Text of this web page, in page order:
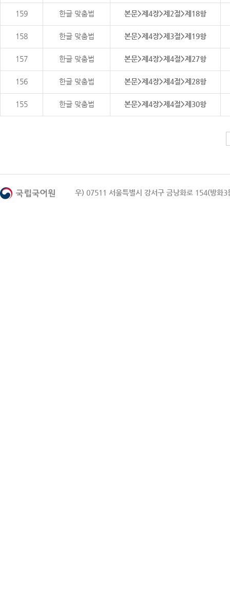
159 한글 맞춤법 본문>제4장>제2절>제18항
158 한글 맞춤법 본문>제4장>제3절>제19항
157 한글 맞춤법 본문>제4장>제4절>제27항
156 한글 맞춤법 본문>제4장>제4절>제28항
155 한글 맞춤법 본문>제4장>제4절>제30항
우) 07511 서울특별시 강서구 금낭화로 154(방화3